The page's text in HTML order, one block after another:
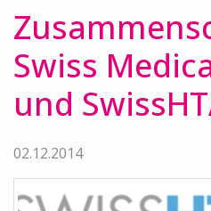
Swiss
und
02.12.2014